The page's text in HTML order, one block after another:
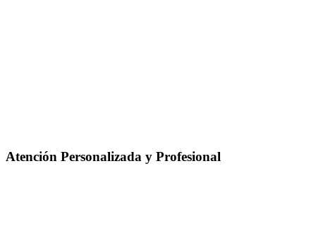
Atención Personalizada y Profesional